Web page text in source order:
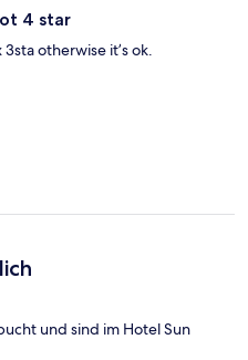
4 star
otherwise it’s ok.
und sind im Hotel Sun